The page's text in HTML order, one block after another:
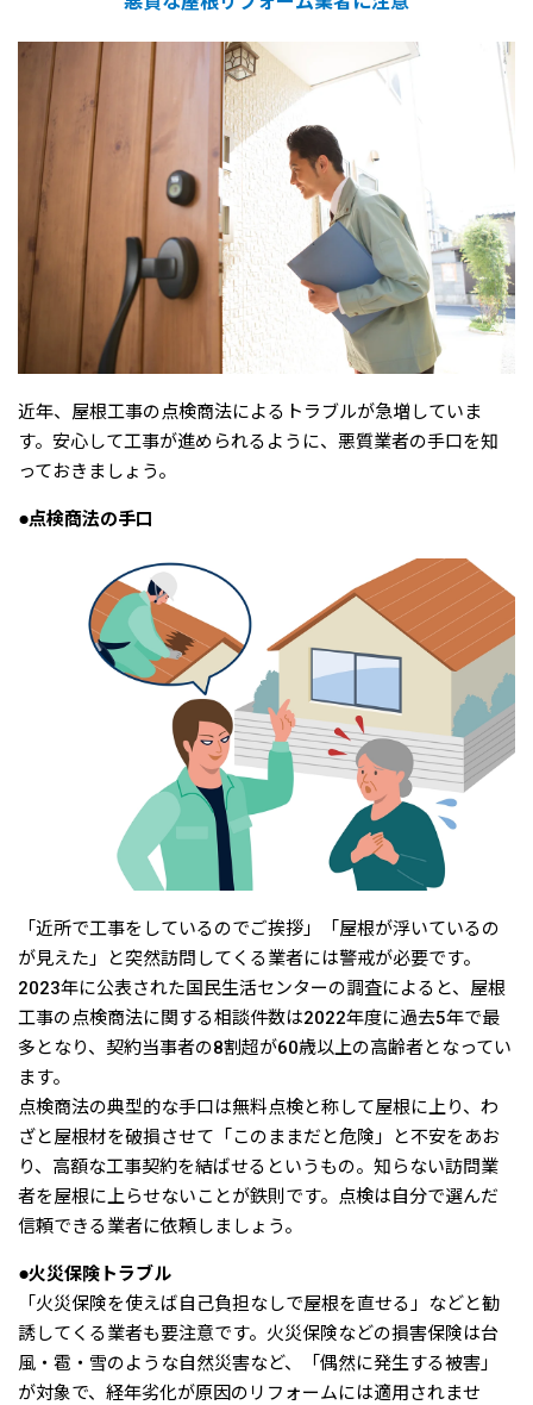
近年、屋根工事の点検商法によるトラブルが急増していま
す。安心して工事が進められるように、悪質業者の手口を知
っておきましょう。
●点検商法の手口
「近所で工事をしているのでご挨拶」「屋根が浮いているの
が見えた」と突然訪問してくる業者には警戒が必要です。
2023年に公表された国民生活センターの調査によると、屋根
工事の点検商法に関する相談件数は2022年度に過去5年で最
多となり、契約当事者の8割超が60歳以上の高齢者となってい
ます。
点検商法の典型的な手口は無料点検と称して屋根に上り、わ
ざと屋根材を破損させて「このままだと危険」と不安をあお
り、高額な工事契約を結ばせるというもの。知らない訪問業
者を屋根に上らせないことが鉄則です。点検は自分で選んだ
信頼できる業者に依頼しましょう。
●火災保険トラブル
「火災保険を使えば自己負担なしで屋根を直せる」などと勧
誘してくる業者も要注意です。火災保険などの損害保険は台
風・雹・雪のような自然災害など、「偶然に発生する被害」
が対象で、経年劣化が原因のリフォームには適用されませ